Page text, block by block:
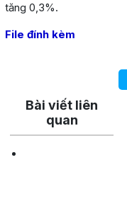
tăng 0,3%.
File đính kèm
Bài viết liên
quan